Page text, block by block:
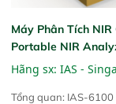
Máy Phân Tích
Portable NIR
6100
Hãng sx: IAS -
Tổng quan: IAS-